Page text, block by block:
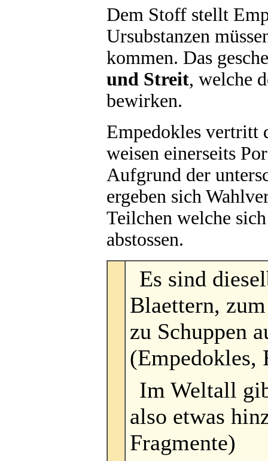
Dem Stoff stellt
Ursubstanzen
kommen. Das
und Streit, welche
bewirken.
Empedokles vertritt
weisen einerseits
Aufgrund der
ergeben sich
Teilchen welche
abstossen.
Es sind
Blaettern,
zu Schuppen
(Empedokles,
Im Weltall
also etwas
Fragmente)